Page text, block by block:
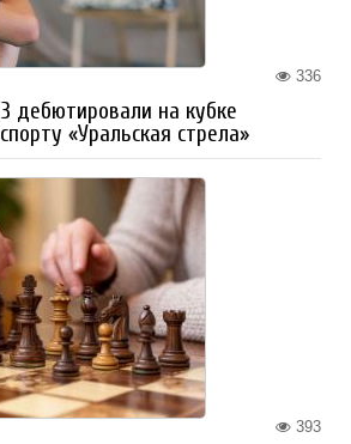
336
дебютировали на кубке
«Уральская стрела»
393